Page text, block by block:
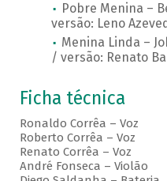
Pobre Menina –
versão: Leno
Menina Linda –
/ versão: Renato
Ficha técnica
Ronaldo Corrêa – Voz
Roberto Corrêa – Voz
Renato Corrêa – Voz
André Fonseca – Violão